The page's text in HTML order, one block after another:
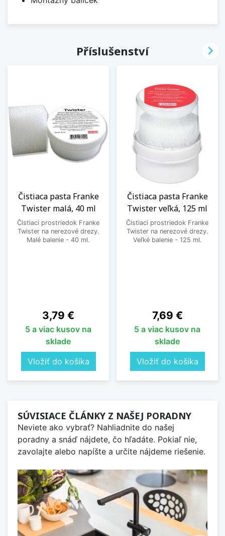
Příslušenství
Čistiaca pasta Franke
Twister malá, 40 ml
Čistiaci prostriedok Franke
Twister na nerezové drezy.
Malé balenie - 40 ml.
Cena
3,79 €
5 a viac kusov na
sklade
Vložiť do košíka
Čistiaca pasta Franke
Twister veľká, 125 ml
Čistiaci prostriedok Franke
Twister na nerezové drezy.
Veľké balenie - 125 ml.
Cena
7,69 €
5 a viac kusov na
sklade
Vložiť do košíka

SÚVISIACE ČLÁNKY Z NAŠEJ PORADNY
Neviete ako vybrať? Nahliadnite do našej
poradny a snáď nájdete, čo hľadáte. Pokiaľ nie,
zavolajte alebo napíšte a určite nájdeme riešenie.